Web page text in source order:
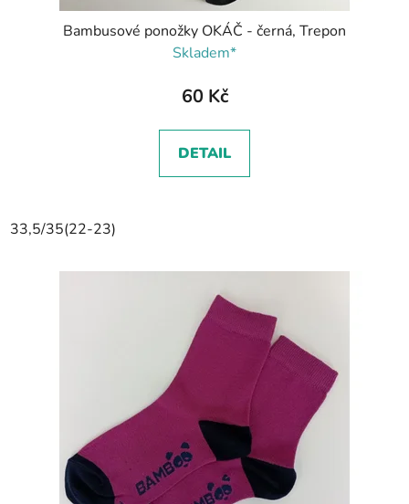
Bambusové ponožky OKÁČ - černá, Trepon
Skladem*
60 Kč
DETAIL
33,5/35(22-23)